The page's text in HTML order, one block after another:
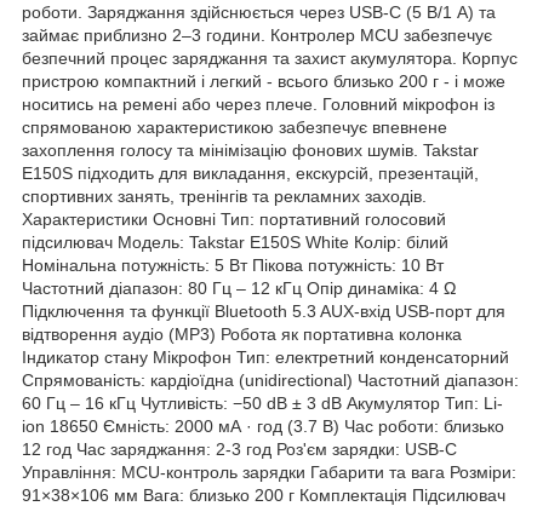
роботи. Заряджання здійснюється через USB-C (5 В/1 А) та
займає приблизно 2–3 години. Контролер MCU забезпечує
безпечний процес заряджання та захист акумулятора. Корпус
пристрою компактний і легкий - всього близько 200 г - і може
носитись на ремені або через плече. Головний мікрофон із
спрямованою характеристикою забезпечує впевнене
захоплення голосу та мінімізацію фонових шумів. Takstar
E150S підходить для викладання, екскурсій, презентацій,
спортивних занять, тренінгів та рекламних заходів.
Характеристики Основні Тип: портативний голосовий
підсилювач Модель: Takstar E150S White Колір: білий
Номінальна потужність: 5 Вт Пікова потужність: 10 Вт
Частотний діапазон: 80 Гц – 12 кГц Опір динаміка: 4 Ω
Підключення та функції Bluetooth 5.3 AUX-вхід USB-порт для
відтворення аудіо (MP3) Робота як портативна колонка
Індикатор стану Мікрофон Тип: електретний конденсаторний
Спрямованість: кардіоїдна (unidirectional) Частотний діапазон:
60 Гц – 16 кГц Чутливість: −50 dB ± 3 dB Акумулятор Тип: Li-
ion 18650 Ємність: 2000 мА · год (3.7 В) Час роботи: близько
12 год Час заряджання: 2-3 год Роз'єм зарядки: USB-C
Управління: MCU-контроль зарядки Габарити та вага Розміри:
91×38×106 мм Вага: близько 200 г Комплектація Підсилювач